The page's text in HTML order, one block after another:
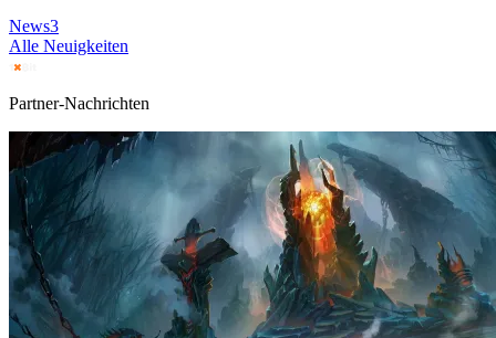
News3
Alle Neuigkeiten
Partner-Nachrichten